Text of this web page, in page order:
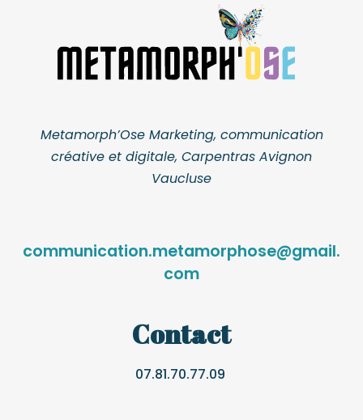
Metamorph’Ose Marketing, communication
créative et digitale, Carpentras Avignon
Vaucluse
communication.metamorphose@gmail.
com
Contact
07.81.70.77.09